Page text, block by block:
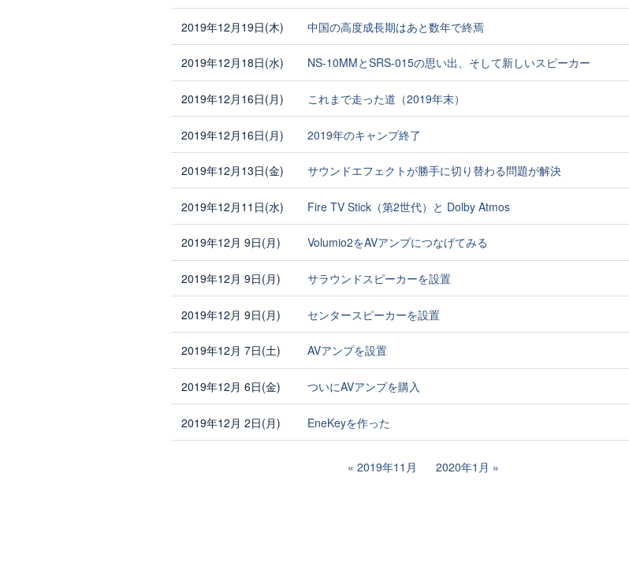
2019年12月19日(木) 中国の高度成長期はあと数年で終焉
2019年12月18日(水) NS-10MMとSRS-015の思い出、そして新しいスピーカー
2019年12月16日(月) これまで走った道（2019年末）
2019年12月16日(月) 2019年のキャンプ終了
2019年12月13日(金) サウンドエフェクトが勝手に切り替わる問題が解決
2019年12月11日(水) Fire TV Stick（第2世代）と Dolby Atmos
2019年12月 9日(月) Volumio2をAVアンプにつなげてみる
2019年12月 9日(月) サラウンドスピーカーを設置
2019年12月 9日(月) センタースピーカーを設置
2019年12月 7日(土) AVアンプを設置
2019年12月 6日(金) ついにAVアンプを購入
2019年12月 2日(月) EneKeyを作った
2019年11月 2020年1月